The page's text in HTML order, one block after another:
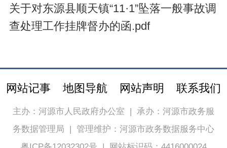
关于对东源县顺天镇“11·1”坠落一般事故调
查处理工作挂牌督办的函.pdf
网站记事 地图导航 网站声明 联系我们
主办：河源市人民政府办公室 | 承办：河源市政务服
务数据管理局 | 管理维护：河源市政务数据服务中心